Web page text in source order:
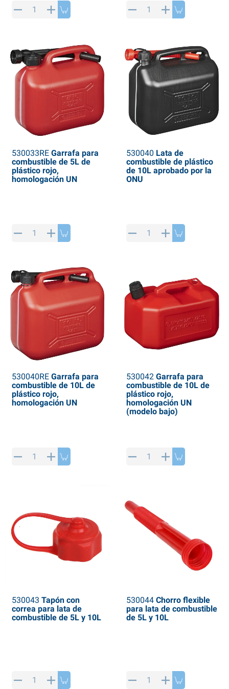
de SPP
para invierno
530033REGarrafa para
combustible de 5L de
plástico rojo,
homologación UN
530040 Lata de
combustible de plástico
de 10L aprobado por la
ONU
530040REGarrafa para
combustible de 10L de
plástico rojo,
homologación UN
530042Garrafa para
combustible de 10L de
plástico rojo,
homologación UN
(modelo bajo)
530043 Tapón con
correa para lata de
combustible de 5L y 10L
530044Chorro flexible
para lata de combustible
de 5L y 10L